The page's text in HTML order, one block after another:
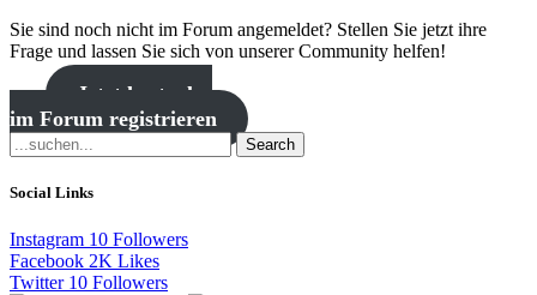
Sie sind noch nicht im Forum angemeldet? Stellen Sie jetzt ihre
Frage und lassen Sie sich von unserer Community helfen!
Jetzt kostenlos
im Forum registrieren
Search
Social Links
Instagram 10 Followers
Facebook 2K Likes
Twitter 10 Followers